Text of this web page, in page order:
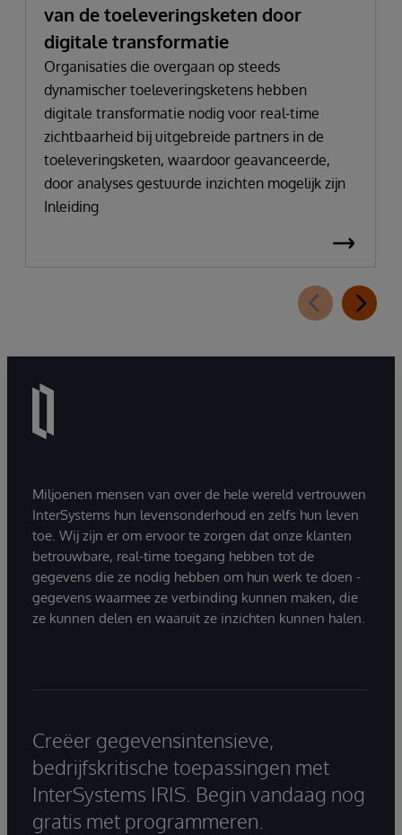
van de toeleveringsketen door
digitale transformatie
Organisaties die overgaan op steeds
dynamischer toeleveringsketens hebben
digitale transformatie nodig voor real-time
zichtbaarheid bij uitgebreide partners in de
toeleveringsketen, waardoor geavanceerde,
door analyses gestuurde inzichten mogelijk zijn
Inleiding
Miljoenen mensen van over de hele wereld vertrouwen
InterSystems hun levensonderhoud en zelfs hun leven
toe. Wij zijn er om ervoor te zorgen dat onze klanten
betrouwbare, real-time toegang hebben tot de
gegevens die ze nodig hebben om hun werk te doen -
gegevens waarmee ze verbinding kunnen maken, die
ze kunnen delen en waaruit ze inzichten kunnen halen.
Creëer gegevensintensieve,
bedrijfskritische toepassingen met
InterSystems IRIS. Begin vandaag nog
gratis met programmeren.